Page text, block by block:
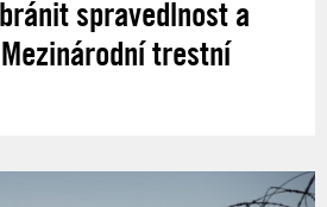
spravedlnost a
trestní